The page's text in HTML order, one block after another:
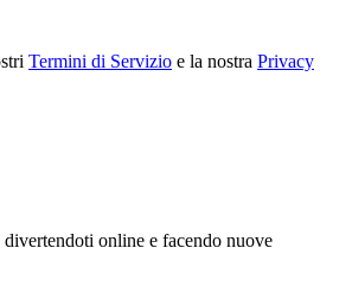
Termini di Servizio e la nostra Privacy
divertendoti online e facendo nuove